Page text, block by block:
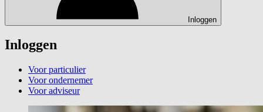
Inloggen
Inloggen
Voor particulier
Voor ondernemer
Voor adviseur